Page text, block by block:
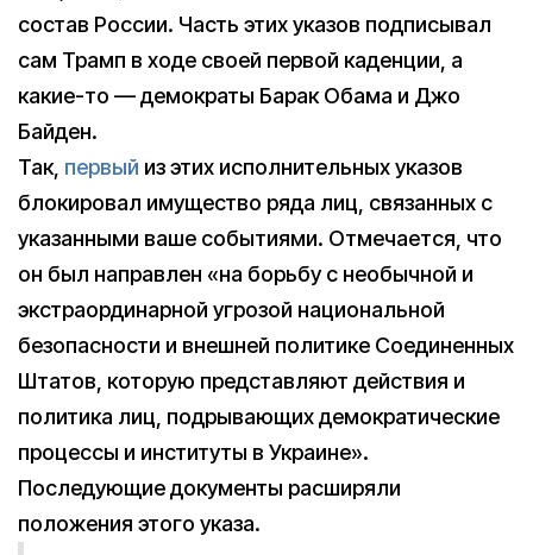
состав России. Часть этих указов подписывал
сам Трамп в ходе своей первой каденции, а
какие-то — демократы Барак Обама и Джо
Байден.
Так, первый из этих исполнительных указов
блокировал имущество ряда лиц, связанных с
указанными ваше событиями. Отмечается, что
он был направлен «на борьбу с необычной и
экстраординарной угрозой национальной
безопасности и внешней политике Соединенных
Штатов, которую представляют действия и
политика лиц, подрывающих демократические
процессы и институты в Украине».
Последующие документы расширяли
положения этого указа.